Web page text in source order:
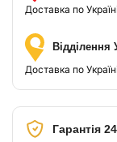
Доставка по Україні
Відділення
Доставка по Україні
Гарантія